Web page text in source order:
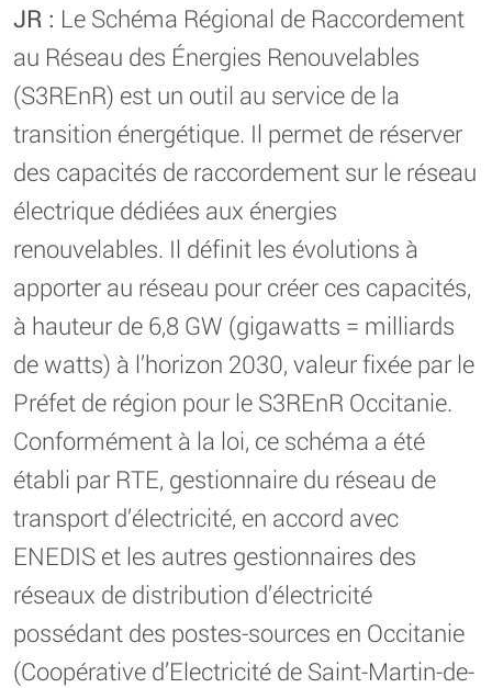
JR : Le Schéma Régional de Raccordement
au Réseau des Énergies Renouvelables
(S3REnR) est un outil au service de la
transition énergétique. Il permet de réserver
des capacités de raccordement sur le réseau
électrique dédiées aux énergies
renouvelables. Il définit les évolutions à
apporter au réseau pour créer ces capacités,
à hauteur de 6,8 GW (gigawatts = milliards
de watts) à l’horizon 2030, valeur fixée par le
Préfet de région pour le S3REnR Occitanie.
Conformément à la loi, ce schéma a été
établi par RTE, gestionnaire du réseau de
transport d’électricité, en accord avec
ENEDIS et les autres gestionnaires des
réseaux de distribution d’électricité
possédant des postes-sources en Occitanie
(Coopérative d’Electricité de Saint-Martin-de-